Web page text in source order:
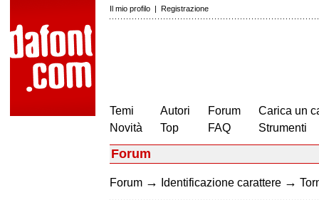
Il mio profilo | Registrazione
Temi
Novità
Autori
Top
Forum
FAQ
Carica un
Strumenti
Forum
Forum → Identificazione carattere →